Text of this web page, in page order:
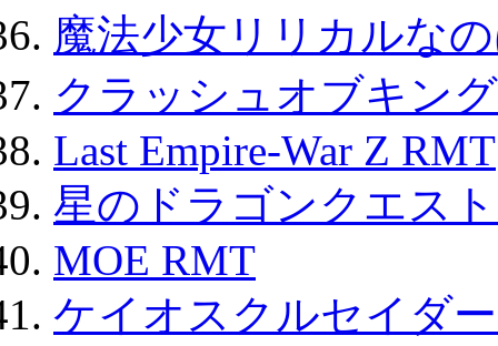
魔法少女リリカルな
クラッシュオブキン
Last Empire-War Z RMT
星のドラゴンクエス
MOE RMT
ケイオスクルセイダ